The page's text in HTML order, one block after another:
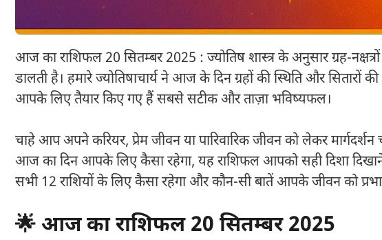
आज का राशिफल 20 सितम्बर 2025 : ज्योतिष शास्त्र के अनुसार ग्रह-
डालती है। हमारे ज्योतिषाचार्य ने आज के दिन ग्रहों की स्थिति और
आपके लिए तैयार किए गए हैं सबसे सटीक और ताज़ा भविष्यफल।
चाहे आप अपने करियर, प्रेम जीवन या पारिवारिक जीवन को लेकर मार्गदर्शन
आज का दिन आपके लिए कैसा रहेगा, यह राशिफल आपको सही दिशा
सभी 12 राशियों के लिए कैसा रहेगा और कौन-सी बातें आपके जीवन को
🌟 आज का राशिफल 20 सितम्बर 2025